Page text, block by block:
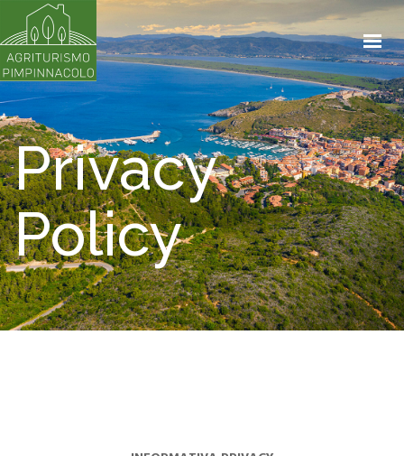
HOME
APPARTAMENTI
LA PROPRIETÀ
BIKING & RENTAL
SHOP
CONTATTI
PRENOTA
Privacy
Policy